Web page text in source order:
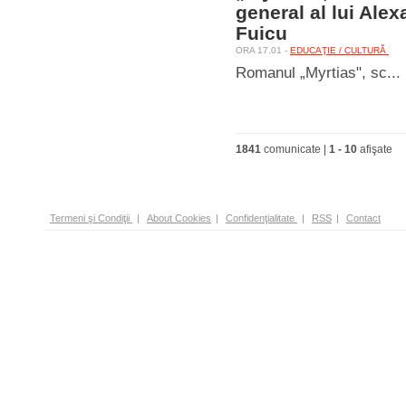
general al lui
Fuicu
ORA 17.01 - EDUCAŢIE / CULTURĂ
Romanul „Myrtias", sc...
1841 comunicate | 1 - 10 afişate
Termeni şi Condiţii | About Cookies | Confidenţialitate | RSS | Contact